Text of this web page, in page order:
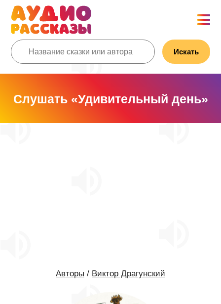
Искать
Слушать «Удивительный день»
Авторы / Виктор Драгунский